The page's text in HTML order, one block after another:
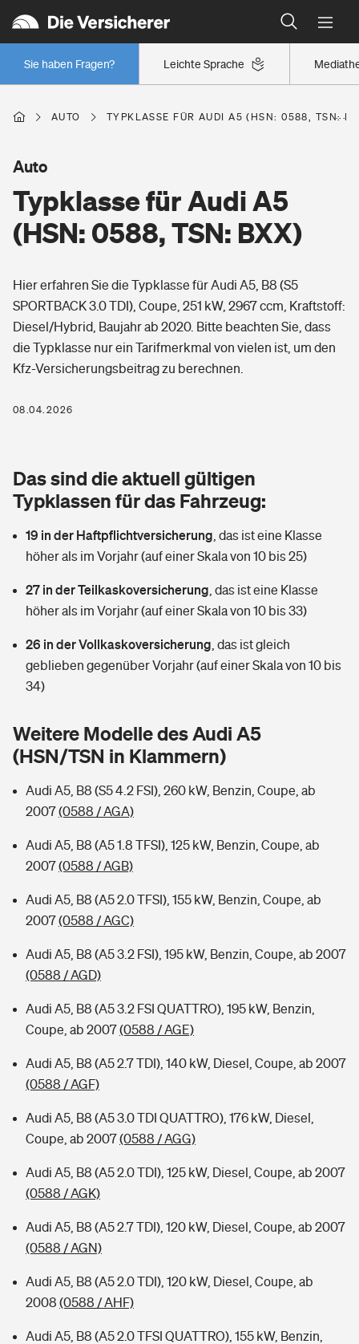
Leichte Sprache
Sie haben Fragen?
Wer versichert was: Jetzt Versicherer finden
Regionalklassen: So ist Ihre Region eingestuft
Wer versichert was: Jetzt Versicherer finden
Berufsunfähigkeitsversicherung
Erwerbsunfähigkeitsversicherung
Grundfähigkeitsversicherung
Arbeitsrechtsschutz
Berufshaftpflichtversicherung
Zur Übersicht
Tools
Wer versichert was: Jetzt Versicherer finden
Sie haben Fragen?
Wohnen
Elementarversicherung
Glasversicherung
Mietkautionsversicherung
Restkreditversicherung
Zur Übersicht
Hochwasser-Check: Wie gefährdet ist Ihr Haus?
Wer versichert was: Jetzt Versicherer finden
Sie haben Fragen?
Freizeit
Pri­vate Haft­pflicht­
Kinderunfall­ver­si­che­rung
Kinderinvalidität
Reiseversicherung
Pferdehalter-Haftpflicht
Private Cyberversicherung
Musikinstrumentenversicherung
Zur Übersicht
Tools
Kinderunfall-Check: Mehr Sicherheit für deine Kids
Sie haben Fragen?
Gesundheit
Private Krankenversicherung
Dread-Disease-Versicherung
Tierkrankenversicherung
Wer versichert was: Jetzt Versicherer finden
Sie haben Fragen?
Rentenrechner: Wie viel Geld bekomme ich im Alter?
AUTO TYPKLASSE FÜR AUDI A5 (HSN: 0588, TSN:
Typklasse für Audi A5
(HSN: 0588, TSN: BXX)
Auto
Hier erfahren Sie die Typklasse für Audi A5, B8 (S5
SPORTBACK 3.0 TDI), Coupe, 251 kW, 2967 ccm, Kraftstoff:
Diesel/Hybrid, Baujahr ab 2020. Bitte beachten Sie, dass
die Typklasse nur ein Tarifmerkmal von vielen ist, um den
Kfz-Versicherungsbeitrag zu berechnen.
08.04.2026
Das sind die aktuell gültigen
Typklassen für das Fahrzeug:
19 in der Haftpflichtversicherung das ist eine Klasse
höher als im Vorjahr (auf einer Skala von 10 bis 25)
27 in der Teilkaskoversicherung das ist eine Klasse
höher als im Vorjahr (auf einer Skala von 10 bis 33)
26 in der Vollkaskoversicherung das ist gleich
geblieben gegenüber Vorjahr (auf einer Skala von 10 bis
34)
Weitere Modelle des Audi A5
(HSN/TSN in Klammern)
Audi A5, B8 (S5 4.2 FSI), 260 kW, Benzin, Coupe, ab
2007(0588 / AGA)
Audi A5, B8 (A5 1.8 TFSI), 125 kW, Benzin, Coupe, ab
2007(0588 / AGB)
Audi A5, B8 (A5 2.0 TFSI), 155 kW, Benzin, Coupe, ab
2007(0588 / AGC)
Audi A5, B8 (A5 3.2 FSI), 195 kW, Benzin, Coupe, ab 2007
(0588 / AGD)
Audi A5, B8 (A5 3.2 FSI QUATTRO), 195 kW, Benzin,
Coupe, ab 2007(0588 / AGE)
Audi A5, B8 (A5 2.7 TDI), 140 kW, Diesel, Coupe, ab 2007
(0588 / AGF)
Audi A5, B8 (A5 3.0 TDI QUATTRO), 176 kW, Diesel,
Coupe, ab 2007(0588 / AGG)
Audi A5, B8 (A5 2.0 TDI), 125 kW, Diesel, Coupe, ab 2007
(0588 / AGK)
Audi A5, B8 (A5 2.7 TDI), 120 kW, Diesel, Coupe, ab 2007
(0588 / AGN)
Audi A5, B8 (A5 2.0 TDI), 120 kW, Diesel, Coupe, ab
2008 (0588 / AHF)
Audi A5, B8 (A5 2.0 TFSI QUATTRO), 155 kW, Benzin,